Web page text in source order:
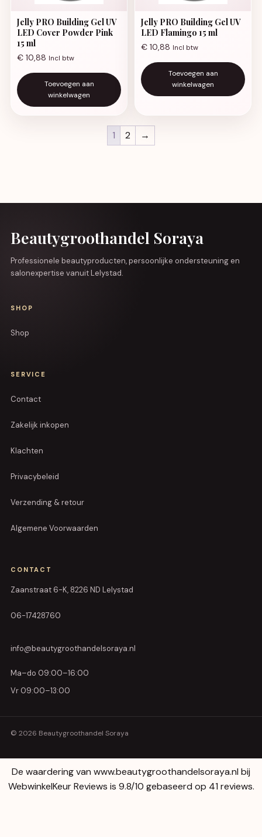
Jelly PRO Building Gel UV
LED Cover Powder Pink
15 ml
€ 10,88 Incl btw
Toevoegen aan
winkelwagen
Jelly PRO Building Gel UV
LED Flamingo 15 ml
€ 10,88 Incl btw
Toevoegen aan
winkelwagen
1 2 →
Beautygroothandel Soraya
Professionele beautyproducten, persoonlijke ondersteuning en
salonexpertise vanuit Lelystad.
SHOP
Shop
SERVICE
Contact
Zakelijk inkopen
Klachten
Privacybeleid
Verzending & retour
Algemene Voorwaarden
CONTACT
Zaanstraat 6-K, 8226 ND Lelystad
06-17428760
info@beautygroothandelsoraya.nl
Ma–do 09:00–16:00
Vr 09:00–13:00
© 2026 Beautygroothandel Soraya
De waardering van www.beautygroothandelsoraya.nl bij
WebwinkelKeur Reviews is 9.8/10 gebaseerd op 41 reviews.